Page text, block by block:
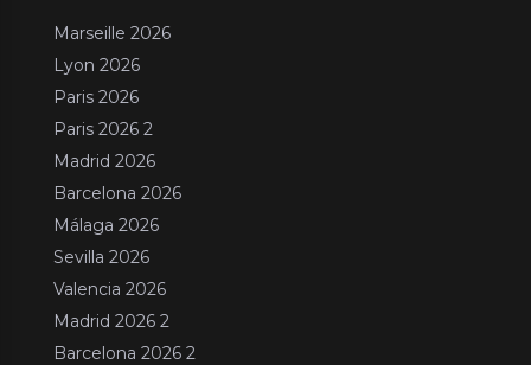
Marseille 2026
Lyon 2026
Paris 2026
Paris 2026 2
Madrid 2026
Barcelona 2026
Málaga 2026
Sevilla 2026
Valencia 2026
Madrid 2026 2
Barcelona 2026 2